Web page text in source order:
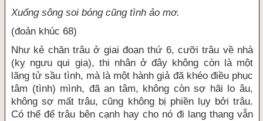
Xuống sông soi bóng cũng tình ảo mơ.
(đoản khúc 68)
Như kẻ chăn trâu ở giai đoạn thứ 6, cưỡi trâu về nhà
(kỵ ngưu qui gia), thi nhân ở đây không còn là một
lãng tử sầu tình, mà là một hành giả đã khéo điều phục
tâm (tình) mình, đã an tâm, không còn sợ hãi lo âu,
không sợ mất trâu, cũng không bị phiền lụy bởi trâu.
Có thể để trâu bên cạnh hay cho nó đi lang thang vẫn